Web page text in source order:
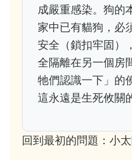
成嚴重感染。狗的
家中已有貓狗，必
安全（鎖扣牢固）
全隔離在另一個房
牠們認識一下」的
這永遠是生死攸關
回到最初的問題：小